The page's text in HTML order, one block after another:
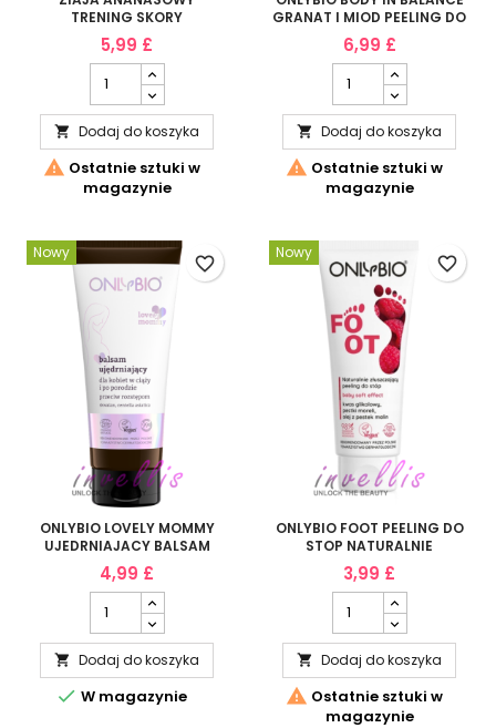
TRENING SKORY
ENERGETYZUJACO
NAWADNIAJACA MGIELKA
DO CIALA Z KOFEINA 200ML
5,99 £
 Dodaj do koszyka
 Ostatnie sztuki w
magazynie
GRANAT I MIOD PEELING DO
CIALA 200ML
6,99 £
 Dodaj do koszyka
 Ostatnie sztuki w
magazynie
Nowy
ONLYBIO LOVELY MOMMY
UJEDRNIAJACY BALSAM
PRZECIW ROZSTEPOM 200ML
4,99 £
 Dodaj do koszyka
 W magazynie
favorite_border
Nowy
ONLYBIO FOOT PEELING DO
STOP NATURALNIE
ZLUSZCZAJACY BABY SOFT
EFECT 75ML
3,99 £
 Dodaj do koszyka
 Ostatnie sztuki w
magazynie
favorite_border